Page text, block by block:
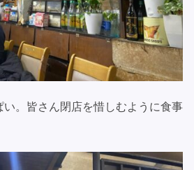
い。皆さん閉店を惜しむように食事